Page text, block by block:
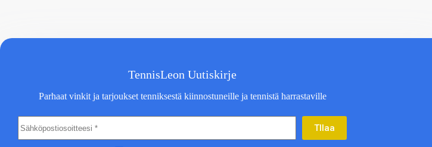
TennisLeon Uutiskirje
Parhaat vinkit ja tarjoukset tenniksestä kiinnostuneille ja tennistä harrastaville
TIlaa